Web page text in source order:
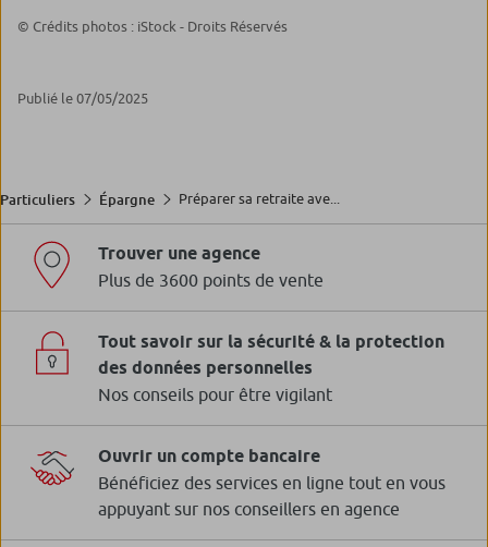
© Crédits photos : iStock - Droits Réservés
Publié le 07/05/2025
Particuliers Épargne Préparer sa retraite ave...
Trouver une agence
Plus de 3600 points de vente
Tout savoir sur la sécurité & la protection
des données personnelles
Nos conseils pour être vigilant
Ouvrir un compte bancaire
Bénéficiez des services en ligne tout en vous
appuyant sur nos conseillers en agence